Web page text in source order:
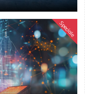
Speciale